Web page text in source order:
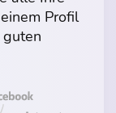
Profil